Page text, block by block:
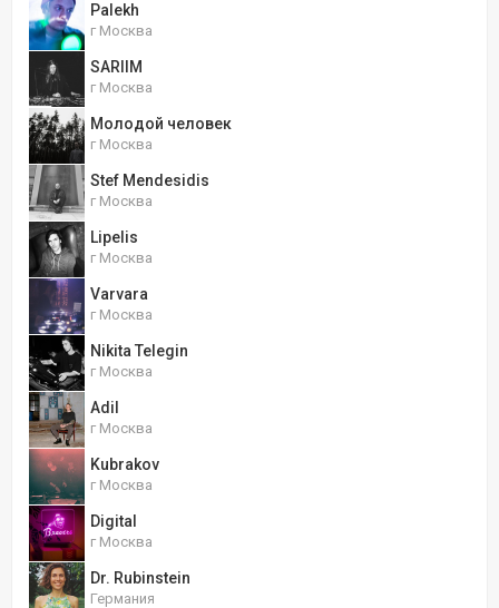
Palekh
г Москва
SARIIM
г Москва
Молодой человек
г Москва
Stef Mendesidis
г Москва
Lipelis
г Москва
Varvara
г Москва
Nikita Telegin
г Москва
Adil
г Москва
Kubrakov
г Москва
Digital
г Москва
Dr. Rubinstein
Германия